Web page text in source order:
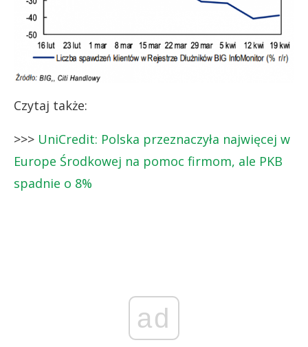
Czytaj także:
>>> UniCredit: Polska przeznaczyła najwięcej w
Europe Środkowej na pomoc firmom, ale PKB
spadnie o 8%
ad